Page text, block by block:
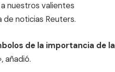
nuestros valientes
noticias Reuters.
de la importancia de la
añadió.